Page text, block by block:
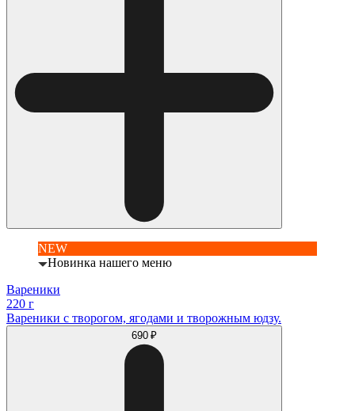
NEW
Новинка нашего меню
Вареники
220 г
Вареники с творогом, ягодами и творожным юдзу.
690 ₽